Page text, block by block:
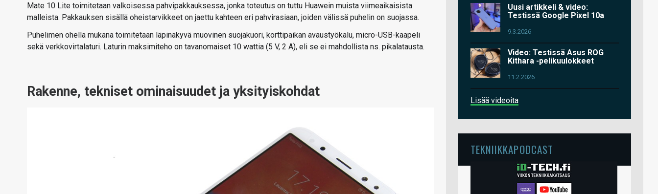
Mate 10 Lite toimitetaan valkoisessa pahvipakkauksessa, jonka toteutus on tuttu Huawein muista viimeaikaisista
malleista. Pakkauksen sisällä oheistarvikkeet on jaettu kahteen eri pahvirasiaan, joiden välissä puhelin on suojassa.
Puhelimen ohella mukana toimitetaan läpinäkyvä muovinen suojakuori, korttipaikan avaustyökalu, micro-USB-kaapeli
sekä verkkovirtalaturi. Laturin maksimiteho on tavanomaiset 10 wattia (5 V, 2 A), eli se ei mahdollista ns. pikalatausta.
Rakenne, tekniset ominaisuudet ja yksityiskohdat
Uusi artikkeli & video:
Testissä Google Pixel 10a
9.3.2026
Video: Testissä Asus ROG
Kithara -pelikuulokkeet
11.2.2026
Lisää videoita
TEKNIIKKAPODCAST